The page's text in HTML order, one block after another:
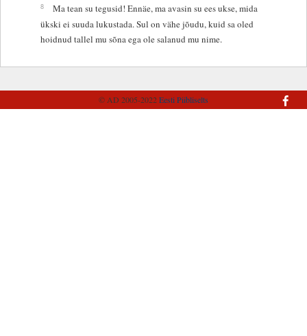
8
Ma tean su tegusid! Ennäe, ma avasin su ees ukse, mida
ükski ei suuda lukustada. Sul on vähe jõudu, kuid sa oled
hoidnud tallel mu sõna ega ole salanud mu nime.
© AD 2005-2022Eesti Piibliselts